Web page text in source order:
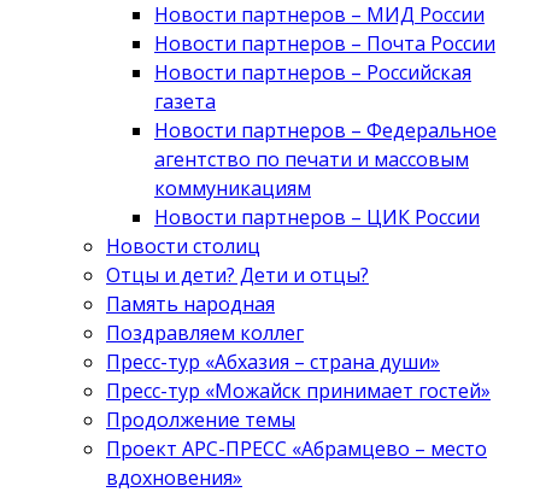
Новости партнеров – МИД России
Новости партнеров – Почта России
Новости партнеров – Российская
газета
Новости партнеров – Федеральное
агентство по печати и массовым
коммуникациям
Новости партнеров – ЦИК России
Новости столиц
Отцы и дети? Дети и отцы?
Память народная
Поздравляем коллег
Пресс-тур «Абхазия – страна души»
Пресс-тур «Можайск принимает гостей»
Продолжение темы
Проект АРС-ПРЕСС «Абрамцево – место
вдохновения»